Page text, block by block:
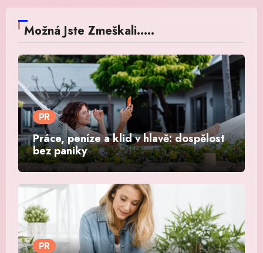
Možná Jste Zmeškali.....
PR
Práce, peníze a klid v hlavě: dospělost
bez paniky
PR